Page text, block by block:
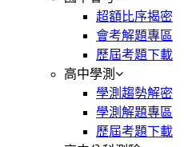
超額比序揭密
會考解題專區
歷屆考題下載
高中學測
學測趨勢解密
學測解題專區
歷屆考題下載